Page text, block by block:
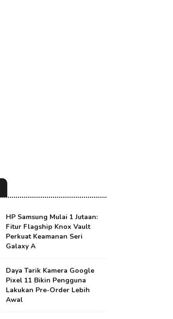
HP Samsung Mulai 1 Jutaan:
Fitur Flagship Knox Vault
Perkuat Keamanan Seri
Galaxy A
Daya Tarik Kamera Google
Pixel 11 Bikin Pengguna
Lakukan Pre-Order Lebih
Awal